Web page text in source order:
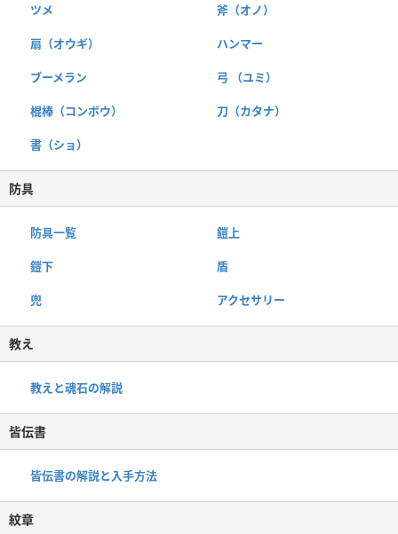
ツメ 斧（オノ）
扇（オウギ） ハンマー
ブーメラン 弓 （ユミ）
棍棒（コンボウ） 刀（カタナ）
書（ショ）
防具
防具一覧 鎧上
鎧下 盾
兜 アクセサリー
教え
教えと魂石の解説
皆伝書
皆伝書の解説と入手方法
紋章